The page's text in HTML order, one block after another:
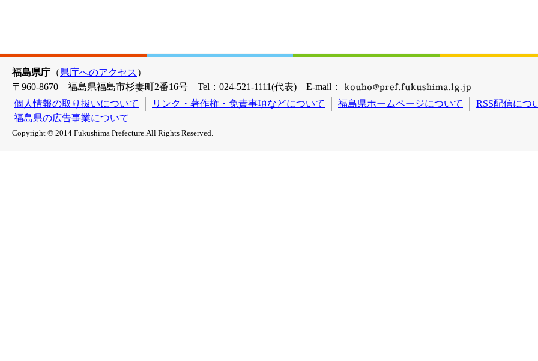
福島県庁 （県庁へのアクセス ）
〒960-8670 福島県福島市杉妻町2番16号 Tel：024-521-1111(代表) E-mail：
個人情報の取り扱いについて
リンク・著作権・免責事項などについて 福島県ホームページについて
RSS配信につ
福島県の広告事業について
Copyright © 2014 Fukushima Prefecture.All Rights Reserved.